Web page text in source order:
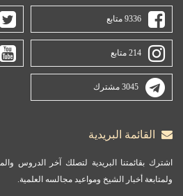
9336 متابع
214 متابع
3045 مشترك
القائمة البريدية
اشترك بقائمتنا البريدية لتصلك آخر الدروس
ولمتابعة أخبار الشيخ ومواعيد مجالسه العلمية.